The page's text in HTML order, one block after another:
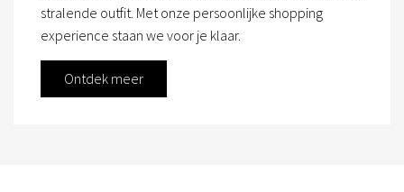
stralende outfit. Met onze persoonlijke shopping
experience staan we voor je klaar.
Ontdek meer